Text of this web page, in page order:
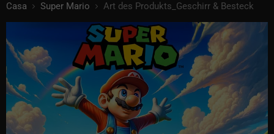
Casa Super Mario Art des Produkts_Geschirr & Besteck